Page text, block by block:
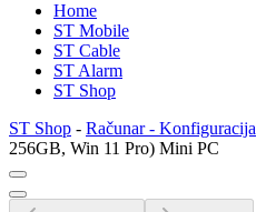
Home
ST Mobile
ST Cable
ST Alarm
ST Shop
ST Shop - Računar - Konfiguracija
256GB, Win 11 Pro) Mini PC